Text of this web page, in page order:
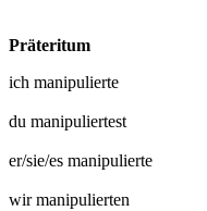
Präteritum
ich manipulierte
du manipuliertest
er/sie/es manipulierte
wirmanipulierten